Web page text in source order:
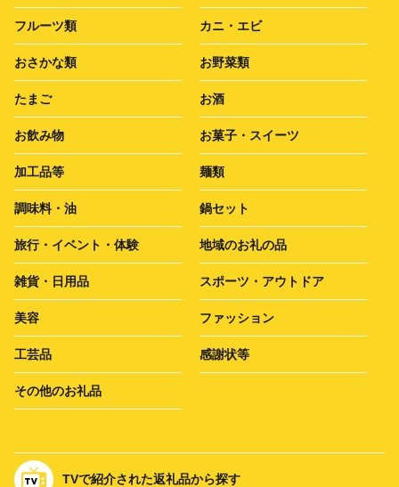
フルーツ類 カニ・エビ
おさかな類 お野菜類
たまご お酒
お飲み物 お菓子・スイーツ
加工品等 麺類
調味料・油 鍋セット
旅行・イベント・体験 地域のお礼の品
雑貨・日用品 スポーツ・アウトドア
美容 ファッション
工芸品 感謝状等
その他のお礼品
TVで紹介された返礼品から探す